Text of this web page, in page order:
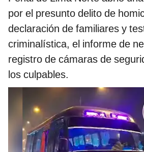
por el presunto delito de
declaración de familiares y
criminalística, el informe de
registro de cámaras de
los culpables.